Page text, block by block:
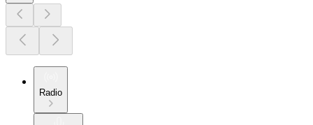
Radio